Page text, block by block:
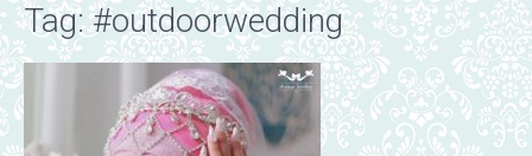
Tag: #outdoorwedding